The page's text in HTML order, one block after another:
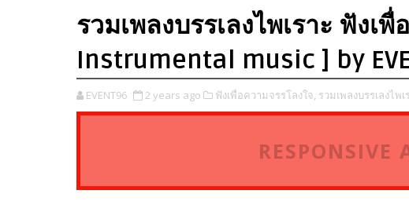
รวมเพลงบรรเลงไพเราะ ฟังเ
Instrumental music ] by
EVENT96 2 years ago ฟังเพื่อความจรรโลงใจ, รวมเพลงบรรเลงไพเ
RESPONSIVE